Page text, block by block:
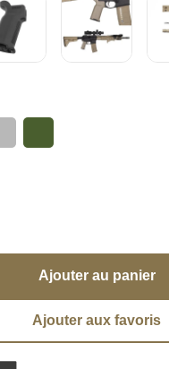
Ajouter au panier
Ajouter aux favoris